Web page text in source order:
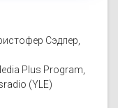
Сэдлер,
Plus Program,
(YLE)